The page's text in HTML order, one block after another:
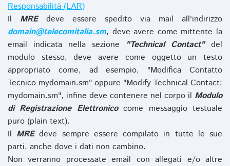
Responsabilità (LAR)
Il MREdeve essere spedito via mail all'indirizzo
domain@telecomitalia.sm, deve avere come mittente la
email indicata nella sezione
"Technical Contact"del
modulo stesso, deve avere come oggetto un testo
appropriato come, ad esempio, "Modifica Contatto
Tecnico mydomain.sm" oppure "Modify Technical Contact:
mydomain.sm", infine deve contenere nel corpo il Modulo
di Registrazione Elettronicocome messaggio testuale
puro (plain text).
Il MREdeve sempre essere compilato in tutte le sue
parti, anche dove i dati non cambino.
Non verranno processate email con allegati e/o altre